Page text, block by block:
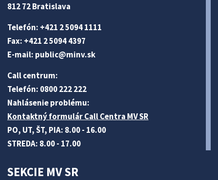
812 72 Bratislava
Telefón: +421 2 5094 1111
Fax: +421 2 5094 4397
E-mail: public@minv.sk
Call centrum:
Telefón: 0800 222 222
Nahlásenie problému:
Kontaktný formulár Call Centra MV SR
PO, UT, ŠT, PIA: 8.00 - 16.00
STREDA: 8.00 - 17.00
SEKCIE MV SR